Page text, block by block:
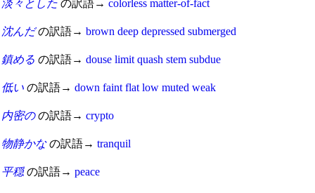
淡々とした の訳語→ colorless matter-of-fact
沈んだの訳語→ brown deep depressed submerged
鎮める の訳語→ douse limit quash stem subdue
低い の訳語→ down faint flat low muted weak
内密のの訳語→ crypto
物静かなの訳語→ tranquil
平穏の訳語→ peace